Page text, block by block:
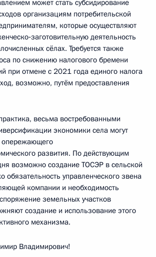
может стать субсидирование
организациям потребительской
которые осуществляют
деятельность
сёлах. Требуется также
по снижению налогового бремени
при отмене с 2021 года единого налога
возможно, путём предоставления
весьма востребованными
экономики села могут
опережающего
развития. По действующим
возможно создание ТОСЭР в сельской
обязательность управленческого звена
компании и необходимость
земельных участков
создание и использование этого
механизма.
Владимирович!